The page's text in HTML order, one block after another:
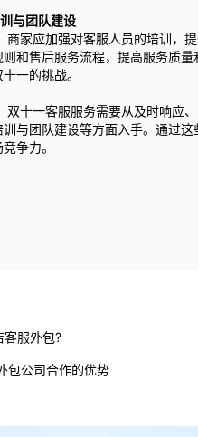
与团队建设
应加强对客服人员的培训，提
则和售后服务流程，提高服务质
一的挑战。
一客服服务需要从及时响应、
训与团队建设等方面入手。通过
争力。
客服外包?
包公司合作的优势